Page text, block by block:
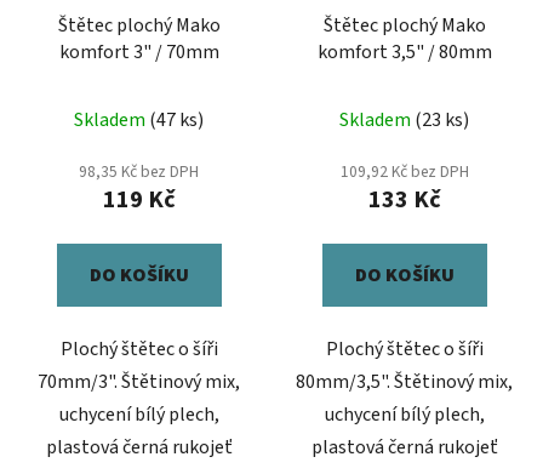
Štětec plochý Mako
komfort 3" / 70mm
Skladem (47 ks)
98,35 Kč bez DPH
119 Kč
DO KOŠÍKU
Plochý štětec o šíři
70mm/3". Štětinový mix,
uchycení bílý plech,
plastová černá rukojeť
Štětec plochý Mako
komfort 3,5" / 80mm
Skladem (23 ks)
109,92 Kč bez DPH
133 Kč
DO KOŠÍKU
Plochý štětec o šíři
80mm/3,5". Štětinový mix,
uchycení bílý plech,
plastová černá rukojeť